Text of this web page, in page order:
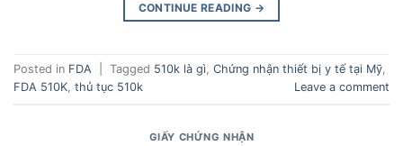
CONTINUE READING →
Posted in FDA Tagged 510k là gì, Chứng nhận thiết bị y tế tại Mỹ,
FDA 510K, thủ tục 510k Leave a comment
GIẤY CHỨNG NHẬN